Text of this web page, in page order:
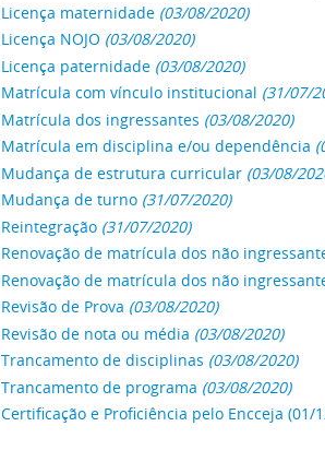
Licença maternidade (03/08/2020)
Licença NOJO (03/08/2020)
Licença paternidade (03/08/2020)
Matrícula com vínculo institucional (31/07/
Matrícula dos ingressantes (03/08/2020)
Matrícula em disciplina e/ou dependência
Mudança de estrutura curricular (03/08/
Mudança de turno (31/07/2020)
Reintegração (31/07/2020)
Renovação de matrícula dos não
Renovação de matrícula dos não
Revisão de Prova (03/08/2020)
Revisão de nota ou média (03/08/2020)
Trancamento de disciplinas (03/08/2020)
Trancamento de programa (03/08/2020)
Certificação e Proficiência pelo Encceja (01/